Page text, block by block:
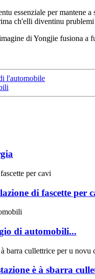
essenziale per mantene
ch'elli diventinu
di Yongjie fusiona
l'automobile
di fascette per
di automobili...
è à sbarra